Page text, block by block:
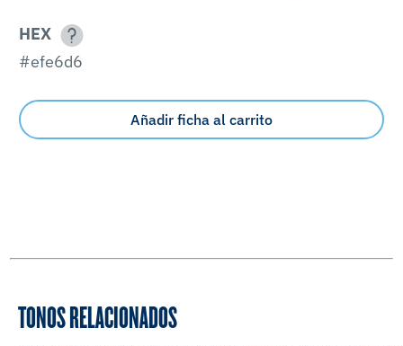
HEX
#efe6d6
Añadir ficha al carrito
TONOS RELACIONADOS